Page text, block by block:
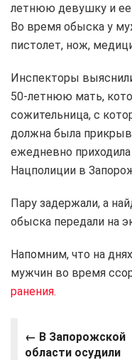
летнюю девушку и ее
Во время обыска у
пистолет, нож,
Инспекторы
50-летнюю мать,
сожительница, с
должна была
ежедневно
Нацполиции в
Пару задержали, а
обыска передали на
Напомним, что на
мужчин во время
ранения.
← В Запорожской
области осудили